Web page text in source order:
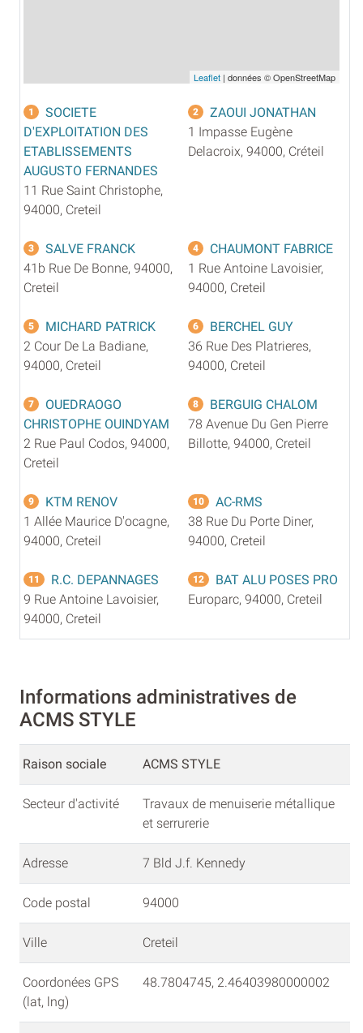
Leaflet | données © OpenStreetMap
1
SOCIETE
D'EXPLOITATION DES
ETABLISSEMENTS
AUGUSTO FERNANDES
11 Rue Saint Christophe,
94000, Creteil
2
ZAOUI JONATHAN
1 Impasse Eugène
Delacroix, 94000, Créteil
3
SALVE FRANCK
41b Rue De Bonne, 94000,
Creteil
4
CHAUMONT FABRICE
1 Rue Antoine Lavoisier,
94000, Creteil
5
MICHARD PATRICK
2 Cour De La Badiane,
94000, Creteil
6
BERCHEL GUY
36 Rue Des Platrieres,
94000, Creteil
7
OUEDRAOGO
CHRISTOPHE OUINDYAM
2 Rue Paul Codos, 94000,
Creteil
8
BERGUIG CHALOM
78 Avenue Du Gen Pierre
Billotte, 94000, Creteil
9
KTM RENOV
1 Allée Maurice D'ocagne,
94000, Creteil
10
AC-RMS
38 Rue Du Porte Diner,
94000, Creteil
11
R.C. DEPANNAGES
9 Rue Antoine Lavoisier,
94000, Creteil
12
BAT ALU POSES PRO
Europarc, 94000, Creteil
Informations administratives de
ACMS STYLE
Raison sociale ACMS STYLE
Secteur d'activité
Travaux de menuiserie métallique
et serrurerie
Adresse 7 Bld J.f. Kennedy
Code postal 94000
Ville Creteil
Coordonées GPS
(lat, lng)
48.7804745, 2.46403980000002